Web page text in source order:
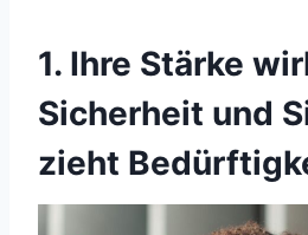
1. Ihre Stärke
Sicherheit und
zieht